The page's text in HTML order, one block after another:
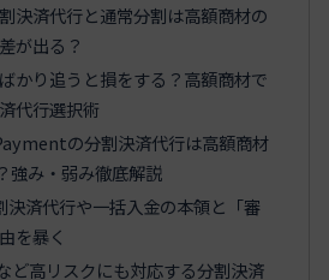
決済代行と通常分割は高額商材の
が出る？
かり追うと損をする？高額商材で
代行選択術
の分割決済代行は高額商材
強み・弱み徹底解説
済代行や一括入金の本領と「審
を暴く
高リスクにも対応する分割決済